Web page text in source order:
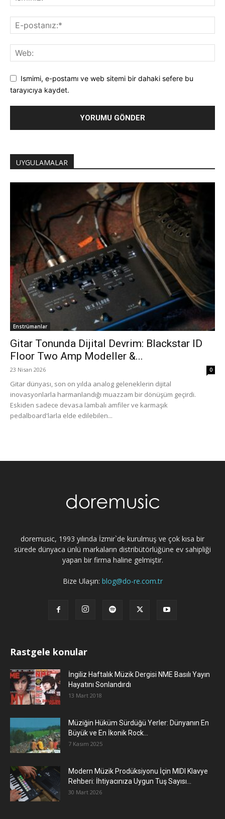
Ismimi, e-postamı ve web sitemi bir dahaki sefere bu
tarayıcıya kaydet.
UYGULAMALAR
Enstrümanlar
Gitar Tonunda Dijital Devrim: Blackstar ID
Floor Two Amp Modeller &...
23 Nisan 2026 0
Gitar dünyası, son on yılda analog geleneklerin dijital
inovasyonlarla harmanlandığı muazzam bir dönüşüm geçirdi.
Eskiden sadece devasa lambalı amfiler ve karmaşık
pedalboard'larla elde edilebilen...
doremusic, 1993 yılında İzmir`de kurulmuş ve çok kısa bir
sürede dünyaca ünlü markaların distribütörlüğüne ev sahipliği
yapan bir firma haline gelmiştir.
Bize Ulaşın: blog@do-re.com.tr
Rastgele konular
İngiliz Haftalık Müzik Dergisi NME Basılı Yayın
Hayatını Sonlandırdı
13 Mart 2018
Müziğin Hüküm Sürdüğü Yerler: Dünyanın En
Büyük ve En İkonik Rock...
7 Kasım 2025
Modern Müzik Prodüksiyonu İçin MIDI Klavye
Rehberi: İhtiyacınıza Uygun Tuş Sayısı...
30 Mart 2026